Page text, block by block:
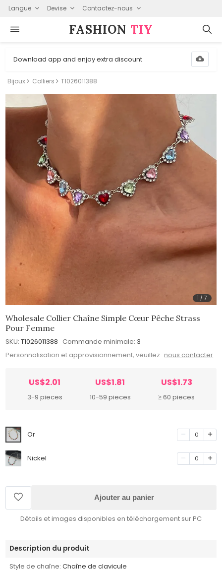
Langue Devise Contactez-nous
FASHION⁠ TIY
Download app and enjoy extra discount
Bijoux Colliers T1026011388
1 /7
Wholesale Collier Chaîne Simple Cœur Pêche Strass
Pour Femme
SKU: T1026011388 Commande minimale: 3
Personnalisation et approvisionnement, veuillez nous contacter
US$2.01
3-9 pieces
US$1.81
10-59 pieces
US$1.73
≥ 60 pieces
Or 0
Nickel 0
Ajouter au panier
Détails et images disponibles en téléchargement sur PC
Description du produit
Style de chaîne: Chaîne de clavicule